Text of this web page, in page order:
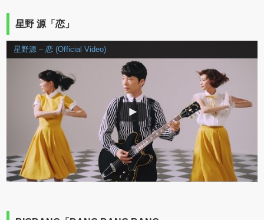
星野 源「恋」
星野源 – 恋 (Official Video)